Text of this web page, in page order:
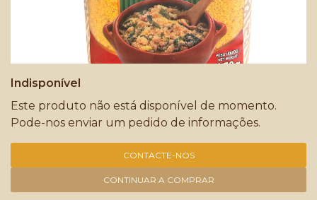
Indisponível
Este produto não está disponível de momento.
Pode-nos enviar um pedido de informações.
CONTACTE-NOS
CONTINUAR A COMPRAR